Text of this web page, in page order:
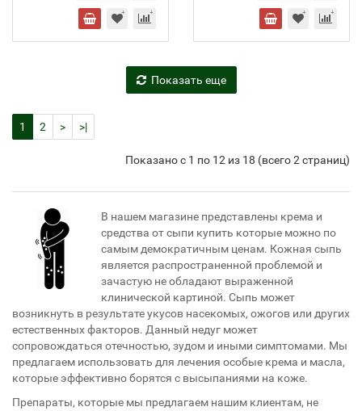
Показать еще
1 2 > >|
Показано с 1 по 12 из 18 (всего 2 страниц)
В нашем магазине представлены крема и
средства от сыпи купить которые можно по
самым демократичным ценам. Кожная сыпь
является распространенной проблемой и
зачастую не обладают выраженной
клинической картиной. Сыпь может
возникнуть в результате укусов насекомых, ожогов или других
естественных факторов. Данный недуг может
сопровождаться отечностью, зудом и иными симптомами. Мы
предлагаем использовать для лечения особые крема и масла,
которые эффективно борятся с высыпаниями на коже.
Препараты, которые мы предлагаем нашим клиентам, не